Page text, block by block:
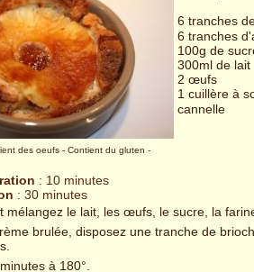
des oeufs - Contient du gluten -
6 tranches
6 tranches
100g de
300ml de lait
2 œufs
1 cuillère à
cannelle
: 10 minutes
: 30 minutes
mélangez le lait, les œufs, le sucre, la
brulée, disposez une tranche de
à 180°.